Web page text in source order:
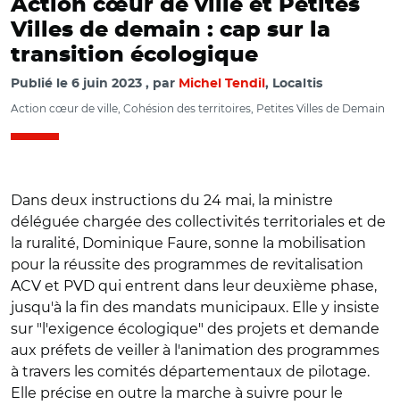
Action cœur de ville et Petites
Villes de demain : cap sur la
transition écologique
Publié le 6 juin 2023 par Michel Tendil , Localtis
Action cœur de ville, Cohésion des territoires, Petites Villes de Demain
Dans deux instructions du 24 mai, la ministre
déléguée chargée des collectivités territoriales et de
la ruralité, Dominique Faure, sonne la mobilisation
pour la réussite des programmes de revitalisation
ACV et PVD qui entrent dans leur deuxième phase,
jusqu'à la fin des mandats municipaux. Elle y insiste
sur "l'exigence écologique" des projets et demande
aux préfets de veiller à l'animation des programmes
à travers les comités départementaux de pilotage.
Elle précise en outre la marche à suivre pour le